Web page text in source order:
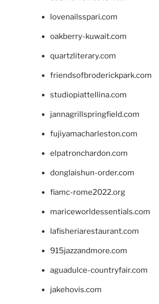
lovenailsspari.com
oakberry-kuwait.com
quartzliterary.com
friendsofbroderickpark.com
studiopiattellina.com
jannagrillspringfield.com
fujiyamacharleston.com
elpatronchardon.com
donglaishun-order.com
fiamc-rome2022.org
mariceworldessentials.com
lafisheriarestaurant.com
915jazzandmore.com
aguadulce-countryfair.com
jakehovis.com